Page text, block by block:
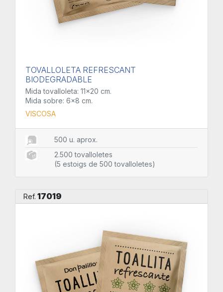
TOVALLOLETA REFRESCANT
BIODEGRADABLE
Mida tovalloleta: 11x20 cm.
Mida sobre: 6x8 cm.
VISCOSA
500 u. aprox.
2.500 tovalloletes
(5 estoigs de 500 tovalloletes)
Ref. 17019